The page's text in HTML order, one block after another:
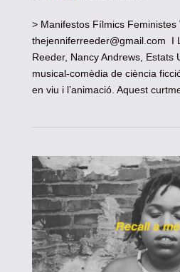
> Manifestos Fílmics Feministes
thejenniferreeder@gmail.com I
Reeder, Nancy Andrews, Estats
musical-comèdia de ciència
en viu i l’animació. Aquest